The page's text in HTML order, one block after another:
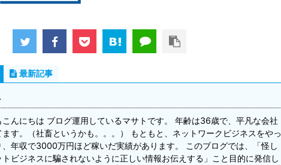
最新記事
こんにちは ブログ運用しているマサトです。 年齢は36歳で、平凡な会社
ます。（社畜というかも。。。） もともと、ネットワークビジネスをやっ
、年収で3000万円ほど稼いだ実績があります。 このブログでは、「怪し
トビジネスに騙されないように正しい情報お伝えする」こと目的に発信し